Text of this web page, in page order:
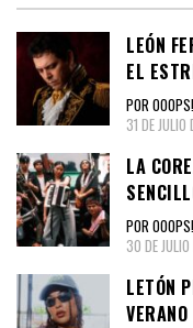
LEÓN
EL
POR
31 DE
LA
POR
30 DE
LETÓN